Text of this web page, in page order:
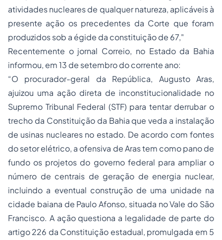
atividades nucleares de qualquer natureza, aplicáveis à
presente ação os precedentes da Corte que foram
produzidos sob a égide da constituição de 67,"
Recentemente o jornal Correio, no Estado da Bahia
informou, em 13 de setembro do corrente ano:
“O procurador-geral da República, Augusto Aras,
ajuizou uma ação direta de inconstitucionalidade no
Supremo Tribunal Federal (STF) para tentar derrubar o
trecho da Constituição da Bahia que veda a instalação
de usinas nucleares no estado. De acordo com fontes
do setor elétrico, a ofensiva de Aras tem como pano de
fundo os projetos do governo federal para ampliar o
número de centrais de geração de energia nuclear,
incluindo a eventual construção de uma unidade na
cidade baiana de Paulo Afonso, situada no Vale do São
Francisco. A ação questiona a legalidade de parte do
artigo 226 da Constituição estadual, promulgada em 5